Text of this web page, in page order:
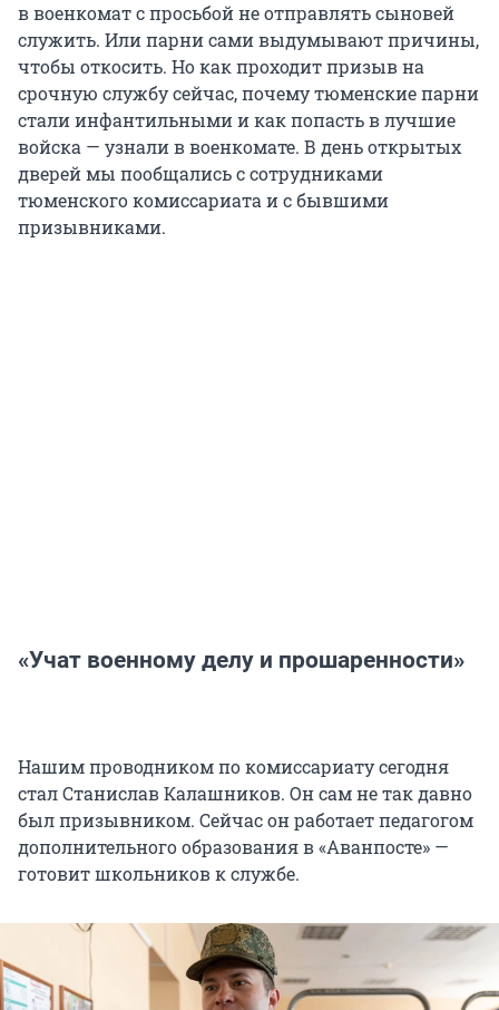
в военкомат с просьбой не отправлять сыновей
служить. Или парни сами выдумывают причины,
чтобы откосить. Но как проходит призыв на
срочную службу сейчас, почему тюменские парни
стали инфантильными и как попасть в лучшие
войска — узнали в военкомате. В день открытых
дверей мы пообщались с сотрудниками
тюменского комиссариата и с бывшими
призывниками.
«Учат военному делу и прошаренности»
Нашим проводником по комиссариату сегодня
стал Станислав Калашников. Он сам не так давно
был призывником. Сейчас он работает педагогом
дополнительного образования в «Аванпосте» —
готовит школьников к службе.